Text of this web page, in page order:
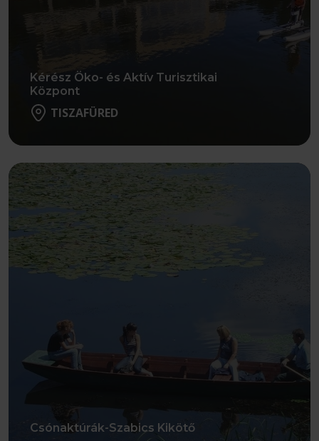
Kérész Öko- és Aktív Turisztikai
Központ
TISZAFÜRED
Csónaktúrák-Szabics Kikötő